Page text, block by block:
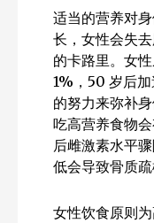
适当的营养对
长，女性会失
的卡路里。女
1%，50 岁后
的努力来弥补
吃高营养食物
后雌激素水平
低会导致骨质疏
女性饮食原则